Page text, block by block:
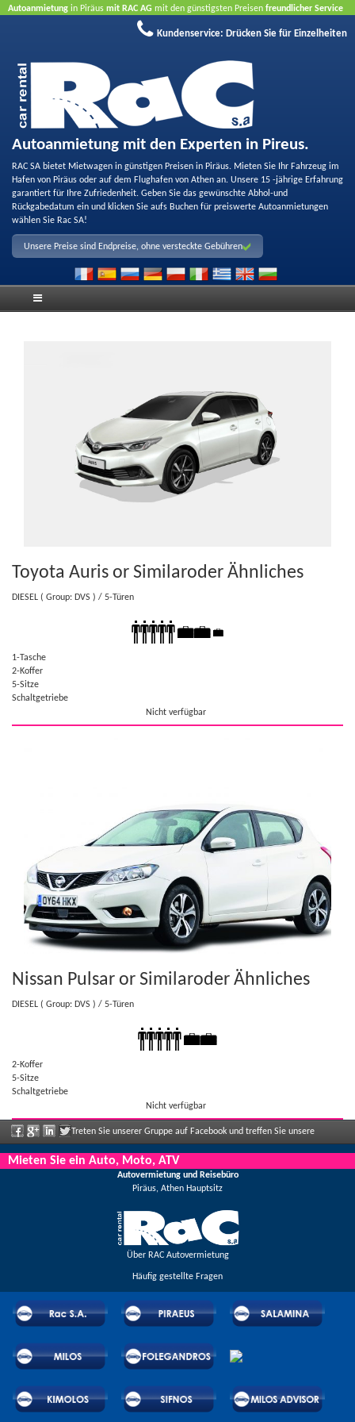
Autoanmietung in Piräus mit RAC AG mit den günstigsten Preisen freundlicher Service
Buchen Sie jetzt, profitieren Sie von unseren Angeboten
Kundenservice: Drücken Sie für Einzelheiten
Autoanmietung mit den Experten in Pireus.
RAC SA bietet Mietwagen in günstigen Preisen in Piräus. Mieten Sie Ihr Fahrzeug im
Hafen von Piräus oder auf dem Flughafen von Athen an. Unsere 15 -jährige Erfahrung
garantiert für Ihre Zufriedenheit. Geben Sie das gewünschte Abhol-und
Rückgabedatum ein und klicken Sie aufs Buchen für preiswerte Autoanmietungen
wählen Sie Rac SA!
Unsere Preise sind Endpreise, ohne versteckte Gebühren
Toyota Auris or Similaroder Ähnliches
DIESEL ( Group: DVS ) / 5-Türen
1-Tasche
2-Koffer
5-Sitze
Schaltgetriebe
Nicht verfügbar
Nissan Pulsar or Similaroder Ähnliches
DIESEL ( Group: DVS ) / 5-Türen
2-Koffer
5-Sitze
Schaltgetriebe
Nicht verfügbar
Treten Sie unserer Gruppe auf Facebook und treffen Sie unsere
Mitarbeiter, sagen Sie uns Ihre Meinung und genießen Sie große Rabatte und
Angebote, die regelmäßig bekannt gegeben werden.
Mieten Sie ein Auto, Moto, ATV
Autovermietung und Reisebüro
Piräus, Athen Hauptsitz
Über RAC Autovermietung
Häufig gestellte Fragen